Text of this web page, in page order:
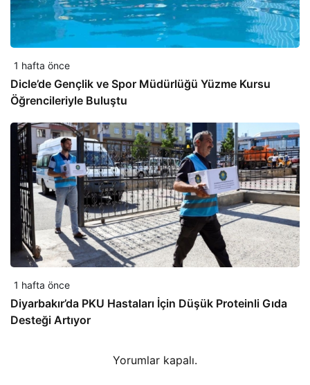
1 hafta önce
Dicle’de Gençlik ve Spor Müdürlüğü Yüzme Kursu
Öğrencileriyle Buluştu
1 hafta önce
Diyarbakır’da PKU Hastaları İçin Düşük Proteinli Gıda
Desteği Artıyor
Yorumlar kapalı.